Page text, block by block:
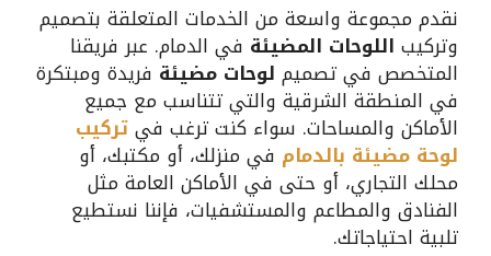
نقدم مجموعة واسعة من الخدمات المتعلقة بتصميم
وتركيب اللوحات المضيئة في الدمام. عبر فريقنا
المتخصص في تصميم لوحات مضيئة فريدة ومبتكرة
في المنطقة الشرقية والتي تتناسب مع جميع
الأماكن والمساحات. سواء كنت ترغب فيتركيب
لوحة مضيئة بالدمام في منزلك، أو مكتبك، أو
محلك التجاري، أو حتى في الأماكن العامة مثل
الفنادق والمطاعم والمستشفيات، فإننا نستطيع
تلبية احتياجاتك.